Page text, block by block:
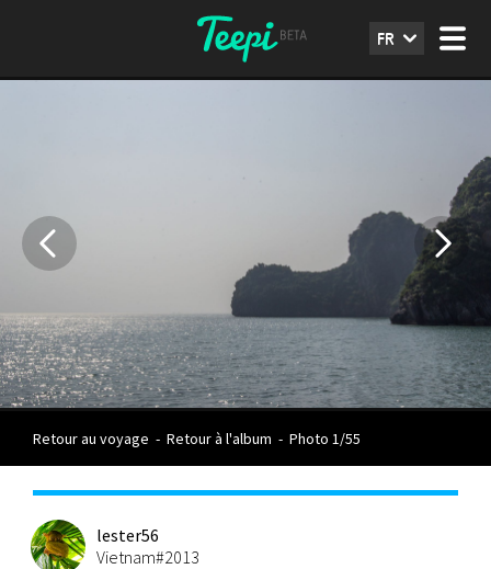
FR
Retour au voyage - Retour à l'album - Photo 1/55
lester56
Vietnam#2013